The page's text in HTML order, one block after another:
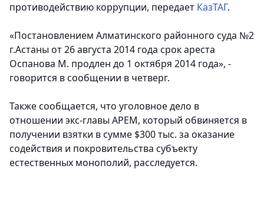
противодействию коррупции, передает КазТАГ.
«Постановлением Алматинского районного суда №2
г.Астаны от 26 августа 2014 года срок ареста
Оспанова М. продлен до 1 октября 2014 года», -
говорится в сообщении в четверг.
Также сообщается, что уголовное дело в
отношении экс-главы АРЕМ, который обвиняется в
получении взятки в сумме $300 тыс. за оказание
содействия и покровительства субъекту
естественных монополий, расследуется.